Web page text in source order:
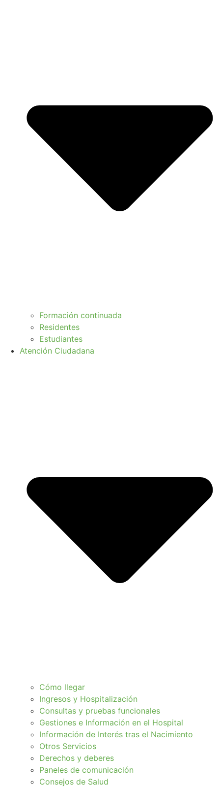
Formación continuada
Residentes
Estudiantes
Atención Ciudadana
Cómo llegar
Ingresos y Hospitalización
Consultas y pruebas funcionales
Gestiones e Información en el Hospital
Información de Interés tras el Nacimiento
Otros Servicios
Derechos y deberes
Paneles de comunicación
Consejos de Salud